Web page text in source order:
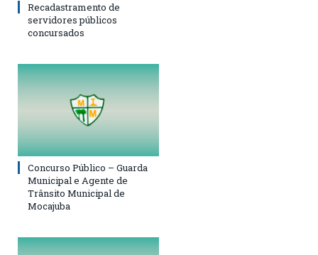
Recadastramento de
servidores públicos
concursados
Concurso Público – Guarda
Municipal e Agente de
Trânsito Municipal de
Mocajuba